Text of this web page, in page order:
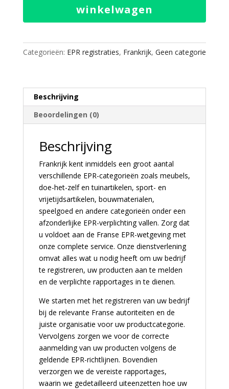
winkelwagen
Categorieën: EPR registraties, Frankrijk, Geen categorie
Beschrijving
Beoordelingen (0)
Beschrijving
Frankrijk kent inmiddels een groot aantal
verschillende EPR-categorieën zoals meubels,
doe-het-zelf en tuinartikelen, sport- en
vrijetijdsartikelen, bouwmaterialen,
speelgoed en andere categorieën onder een
afzonderlijke EPR-verplichting vallen. Zorg dat
u voldoet aan de Franse EPR-wetgeving met
onze complete service. Onze dienstverlening
omvat alles wat u nodig heeft om uw bedrijf
te registreren, uw producten aan te melden
en de verplichte rapportages in te dienen.
We starten met het registreren van uw bedrijf
bij de relevante Franse autoriteiten en de
juiste organisatie voor uw productcategorie.
Vervolgens zorgen we voor de correcte
aanmelding van uw producten volgens de
geldende EPR-richtlijnen. Bovendien
verzorgen we de vereiste rapportages,
waarin we gedetailleerd uiteenzetten hoe uw